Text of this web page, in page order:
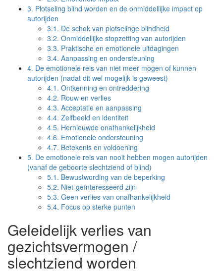
3. Plotseling blind worden en de onmiddellijke impact op
autorijden
3.1. De schok van plotselinge blindheid
3.2. Onmiddellijke stopzetting van autorijden
3.3. Praktische en emotionele uitdagingen
3.4. Aanpassing en ondersteuning
4. De emotionele reis van niet meer mogen of kunnen
autorijden (nadat dit wel mogelijk is geweest)
4.1. Ontkenning en ontreddering
4.2. Rouw en verlies
4.3. Acceptatie en aanpassing
4.4. Zelfbeeld en identiteit
4.5. Hernieuwde onafhankelijkheid
4.6. Emotionele ondersteuning
4.7. Betekenis en voldoening
5. De emotionele reis van nooit hebben mogen autorijden
(vanaf de geboorte slechtziend of blind)
5.1. Bewustwording van de beperking
5.2. Niet-geïnteresseerd zijn
5.3. Geen verlies van onafhankelijkheid
5.4. Focus op sterke punten
Geleidelijk verlies van
gezichtsvermogen /
slechtziend worden